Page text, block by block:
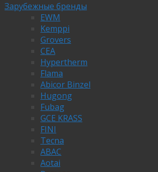
Зарубежные бренды
EWM
Kemppi
Grovers
CEA
Hypertherm
Flama
Abicor Binzel
Hugong
Fubag
GCE KRASS
FINI
Tecna
ABAC
Aotai